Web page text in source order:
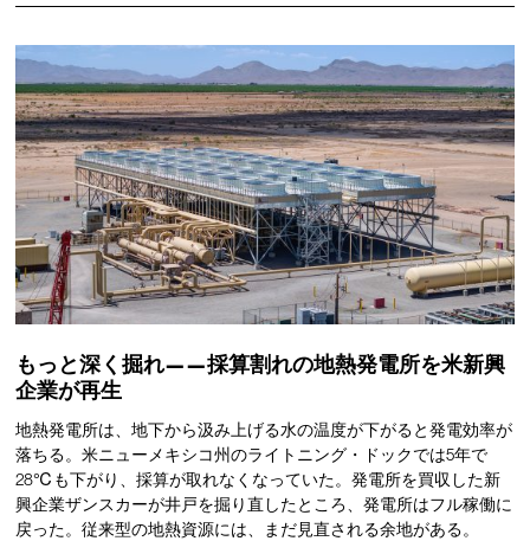
もっと深く掘れ——採算割れの地熱発電所を米新興
企業が再生
地熱発電所は、地下から汲み上げる水の温度が下がると発電効率が
落ちる。米ニューメキシコ州のライトニング・ドックでは5年で
28℃も下がり、採算が取れなくなっていた。発電所を買収した新
興企業ザンスカーが井戸を掘り直したところ、発電所はフル稼働に
戻った。従来型の地熱資源には、まだ見直される余地がある。